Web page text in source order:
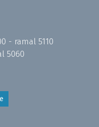
- ramal 5110
5060